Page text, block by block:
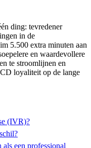
ding: tevredener
in de
5.500 extra minuten aan
en waardevollere
te stroomlijnen en
loyaliteit op de lange
(IVR)?
een professional